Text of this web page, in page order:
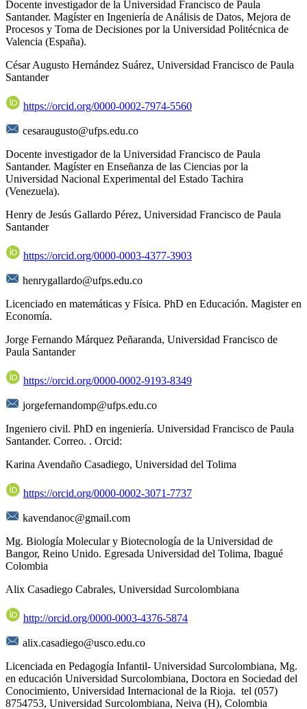
Docente investigador de la Universidad Francisco de Paula
Santander. Magíster en Ingeniería de Análisis de Datos, Mejora de
Procesos y Toma de Decisiones por la Universidad Politécnica de
Valencia (España).
César Augusto Hernández Suárez, Universidad Francisco de Paula
Santander
https://orcid.org/0000-0002-7974-5560
cesaraugusto@ufps.edu.co
Docente investigador de la Universidad Francisco de Paula
Santander. Magíster en Enseñanza de las Ciencias por la
Universidad Nacional Experimental del Estado Tachira
(Venezuela).
Henry de Jesús Gallardo Pérez, Universidad Francisco de Paula
Santander
https://orcid.org/0000-0003-4377-3903
henrygallardo@ufps.edu.co
Licenciado en matemáticas y Física. PhD en Educación. Magister en
Economía.
Jorge Fernando Márquez Peñaranda, Universidad Francisco de
Paula Santander
https://orcid.org/0000-0002-9193-8349
jorgefernandomp@ufps.edu.co
Ingeniero civil. PhD en ingeniería. Universidad Francisco de Paula
Santander. Correo. . Orcid:
Karina Avendaño Casadiego, Universidad del Tolima
https://orcid.org/0000-0002-3071-7737
kavendanoc@gmail.com
Mg. Biología Molecular y Biotecnología de la Universidad de
Bangor, Reino Unido. Egresada Universidad del Tolima, Ibagué
Colombia
Alix Casadiego Cabrales, Universidad Surcolombiana
http://orcid.org/0000-0003-4376-5874
alix.casadiego@usco.edu.co
Licenciada en Pedagogía Infantil- Universidad Surcolombiana, Mg.
en educación Universidad Surcolombiana, Doctora en Sociedad del
Conocimiento, Universidad Internacional de la Rioja. tel (057)
8754753, Universidad Surcolombiana, Neiva (H), Colombia